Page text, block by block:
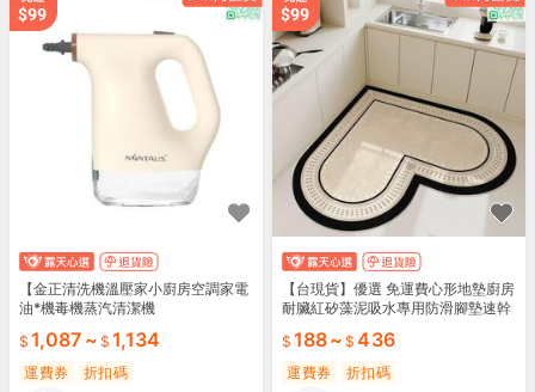
【金正清洗機溫壓家小廚房空調家電
油*機毒機蒸汽清潔機
1,087 ~ 1,134
運費券 折扣碼
【台現貨】優選 免運費心形地墊廚房
耐臟紅矽藻泥吸水專用防滑腳墊速幹
路購物市集
188~ 436
運費券 折扣碼